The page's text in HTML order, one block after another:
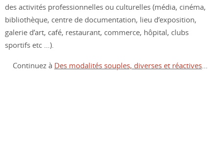
des activités professionnelles ou culturelles (média, cinéma,
bibliothèque, centre de documentation, lieu d’exposition,
galerie d’art, café, restaurant, commerce, hôpital, clubs
sportifs etc …).
Continuez à Des modalités souples, diverses et réactives